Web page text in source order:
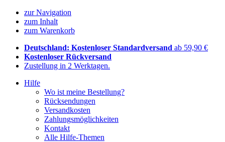
zur Navigation
zum Inhalt
zum Warenkorb
Deutschland: Kostenloser Standardversand ab 59,90 €
Kostenloser Rückversand
Zustellung in 2 Werktagen.
Hilfe
Wo ist meine Bestellung?
Rücksendungen
Versandkosten
Zahlungsmöglichkeiten
Kontakt
Alle Hilfe-Themen